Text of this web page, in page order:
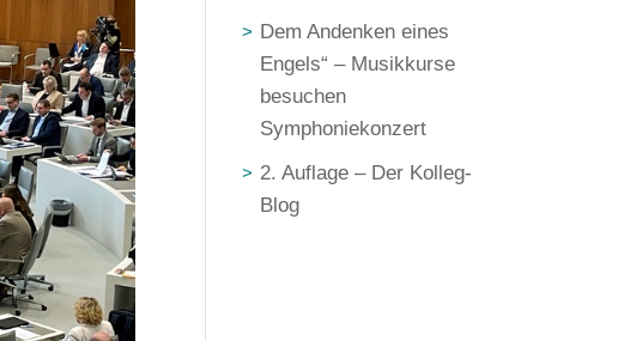
Dem Andenken eines
Engels“ – Musikkurse
besuchen
Symphoniekonzert
2. Auflage – Der Kolleg-
Blog